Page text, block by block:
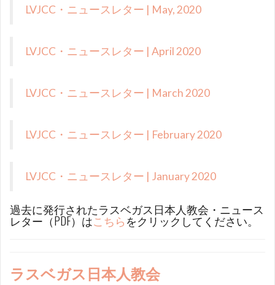
LVJCC・ニュースレター | May, 2020
LVJCC・ニュースレター | April 2020
LVJCC・ニュースレター | March 2020
LVJCC・ニュースレター | February 2020
LVJCC・ニュースレター | January 2020
過去に発行されたラスベガス日本人教会・ニュース
レター（PDF）はこちらをクリックしてください。
ラスベガス日本人教会